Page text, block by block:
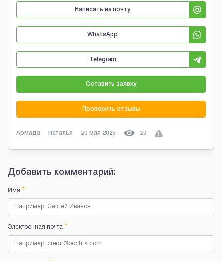
Написать на почту
WhatsApp
Telegram
Оставить заявку
Проверить отзывы
Армада Наталья 20 мая 2026 23
Добавить комментарий:
Имя *
Электронная почта *